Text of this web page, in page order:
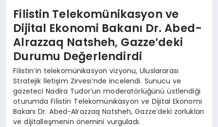
Filistin Telekomünikasyon ve
Dijital Ekonomi Bakanı Dr. Abed-
Alrazzaq Natsheh, Gazze’deki
Durumu Değerlendirdi
Filistin’in telekomünikasyon vizyonu, Uluslararası
Stratejik İletişim Zirvesi’nde incelendi. Sunucu ve
gazeteci Nadira Tudor’un moderatörlüğünü üstlendiği
oturumda Filistin Telekomünikasyon ve Dijital Ekonomi
Bakanı Dr. Abed-Alrazzaq Natsheh, Gazze’deki zorlukları
ve dijitalleşmenin önemini vurguladı.